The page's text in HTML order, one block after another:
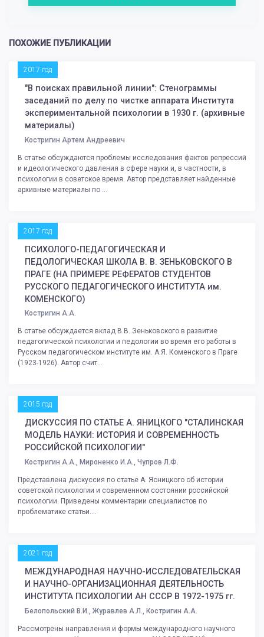
ПОХОЖИЕ ПУБЛИКАЦИИ
2017 год
"В поисках правильной линии": Стенограммы
заседаний по делу по чистке аппарата Института
экспериментальной психологии в 1930 г. (архивные
материалы)
Костригин Артем Андреевич
В статье обсуждаются проблемы исследования фактов репрессий
и идеологического давления в сфере науки и, в частности, в
психологии в советское время. Автор представляет найденные
архивные материалы по ...
2017 год
ПСИХОЛОГО-ПЕДАГОГИЧЕСКАЯ И
ПЕДОЛОГИЧЕСКАЯ ШКОЛА В. В. ЗЕНЬКОВСКОГО В
ПРАГЕ (НА ПРИМЕРЕ РЕФЕРАТОВ СТУДЕНТОВ
РУССКОГО ПЕДАГОГИЧЕСКОГО ИНСТИТУТА им.
КОМЕНСКОГО)
Костригин А.А.
В статье обсуждается вклад В.В. Зеньковского в развитие
педагогической психологии и педологии во время его работы в
Русском педагогическом институте им. А.Я. Коменского в Праге
(1923-1926). Автор счит...
2015 год
ДИСКУССИЯ ПО СТАТЬЕ А. ЯНИЦКОГО "СТАЛИНСКАЯ
МОДЕЛЬ НАУКИ: ИСТОРИЯ И СОВРЕМЕННОСТЬ
РОССИЙСКОЙ ПСИХОЛОГИИ"
Костригин А.А., Мироненко И.А., Чупров Л.Ф.
Представлена дискуссия по статье А. Ясницкого об истории
советской психологии и современном состоянии российской
психологии. Приведены комментарии специалистов по
проблематике статьи....
2021 год
МЕЖДУНАРОДНАЯ НАУЧНО-ИССЛЕДОВАТЕЛЬСКАЯ
И НАУЧНО-ОРГАНИЗАЦИОННАЯ ДЕЯТЕЛЬНОСТЬ
ИНСТИТУТА ПСИХОЛОГИИ АН СССР В 1972-1975 гг.
Белопольский В.И., Журавлев А.Л., Костригин А.А.
Рассмотрены направления и формы международного научного